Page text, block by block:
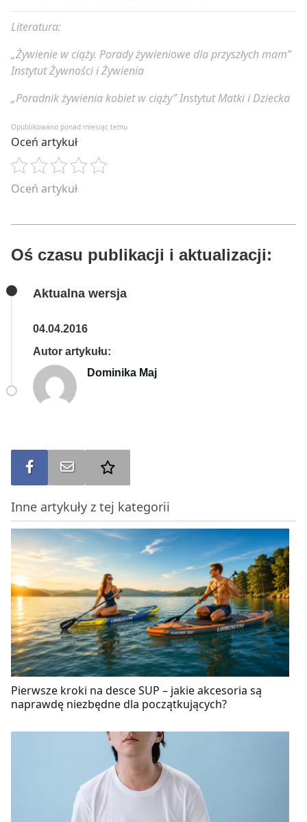
Literatura:
„Żywienie w ciąży. Porady żywieniowe dla przyszłych mam”
Instytut Żywności i Żywienia
„Poradnik żywienia kobiet w ciąży” Instytut Matki i Dziecka
Opublikowano ponad miesiąc temu
Oceń artykuł
Oceń artykuł
Oś czasu publikacji i aktualizacji:
Aktualna wersja
04.04.2016
Autor artykułu:
Dominika Maj
Udostępnij na FBWyślij na e-mail
Inne artykuły z tej kategorii
Pierwsze kroki na desce SUP – jakie akcesoria są
naprawdę niezbędne dla początkujących?